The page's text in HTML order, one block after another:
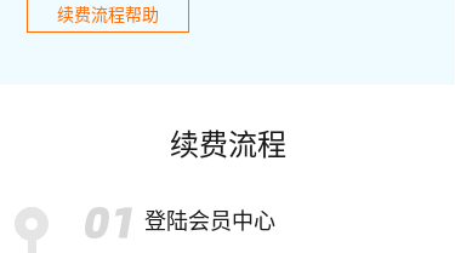
续费流程帮助
续费流程
登陆会员中心